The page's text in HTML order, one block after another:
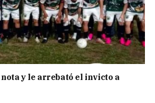
y le arrebató el invicto a